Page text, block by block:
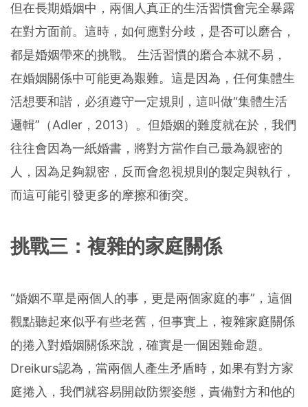
但在長期婚姻中，兩個人真正的生活習慣會完全暴露
在對方面前。這時，如何應對分歧，是否可以磨合，
都是婚姻帶來的挑戰。 生活習慣的磨合本就不易，
在婚姻關係中可能更為艱難。這是因為，任何集體生
活想要和諧，必須遵守一定規則，這叫做“集體生活
邏輯”（Adler，2013）。但婚姻的難度就在於，我們
往往會因為一紙婚書，將對方當作自己最為親密的
人，因為足夠親密，反而會忽視規則的製定與執行，
而這可能引發更多的摩擦和衝突。
挑戰三：複雜的家庭關係
“婚姻不單是兩個人的事，更是兩個家庭的事”，這個
觀點聽起來似乎有些老舊，但事實上，複雜家庭關係
的捲入對婚姻關係來說，確實是一個困難命題。
Dreikurs認為，當兩個人產生矛盾時，如果有對方家
庭捲入，我們就容易開啟防禦姿態，責備對方和他的